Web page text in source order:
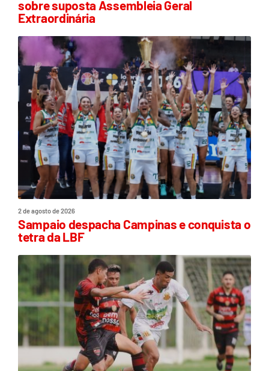
sobre suposta Assembleia Geral
Extraordinária
2 de agosto de 2026
Sampaio despacha Campinas e conquista o
tetra da LBF